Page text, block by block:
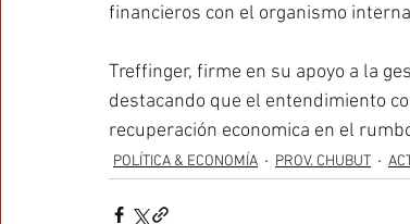
financieros con el organismo
Treffinger, firme en su apoyo a la
destacando que el entendimiento
recuperación economica en el
POLÍTICA & ECONOMÍA PROV. CHUBUT